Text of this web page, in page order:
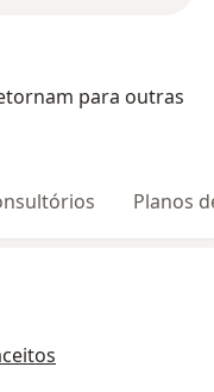
para outras
Planos